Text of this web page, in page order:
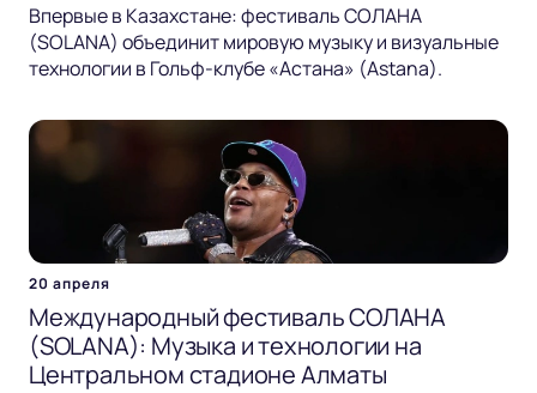
Впервые в Казахстане: фестиваль СОЛАНА
(SOLANA) объединит мировую музыку и визуальные
технологии в Гольф-клубе «Астана» (Astana).
20 апреля
Международный фестиваль СОЛАНА
(SOLANA): Музыка и технологии на
Центральном стадионе Алматы